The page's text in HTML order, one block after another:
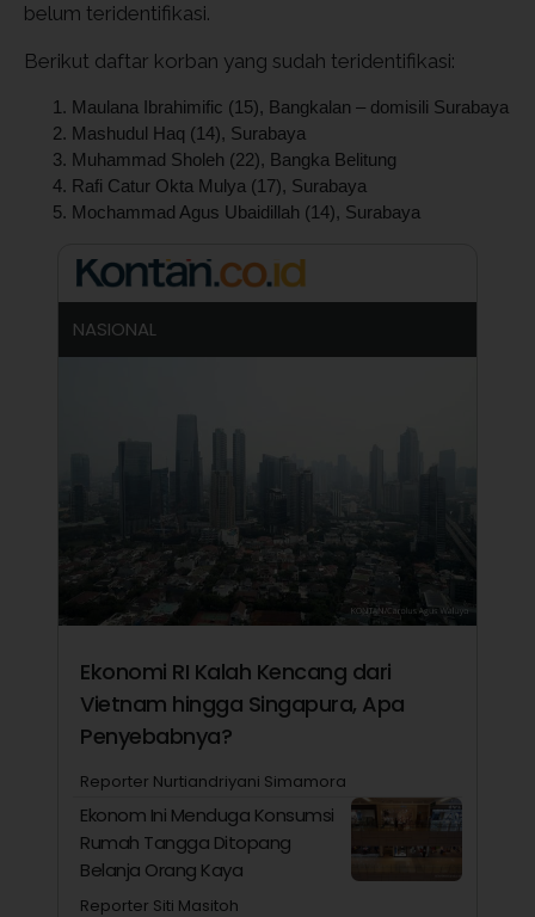
belum teridentifikasi.
Berikut daftar korban yang sudah teridentifikasi:
Maulana Ibrahimific (15), Bangkalan – domisili Surabaya
Mashudul Haq (14), Surabaya
Muhammad Sholeh (22), Bangka Belitung
Rafi Catur Okta Mulya (17), Surabaya
Mochammad Agus Ubaidillah (14), Surabaya
NASIONAL
Ekonomi RI Kalah Kencang dari
Vietnam hingga Singapura, Apa
Penyebabnya?
Reporter Nurtiandriyani Simamora
Ekonom Ini Menduga Konsumsi
Rumah Tangga Ditopang
Belanja Orang Kaya
Reporter Siti Masitoh